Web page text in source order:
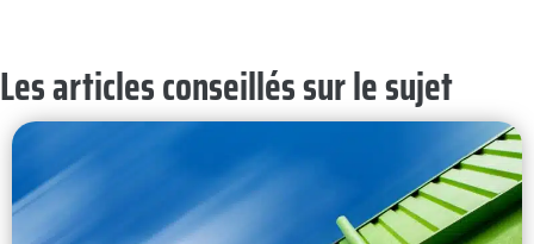
Les articles conseillés sur le sujet